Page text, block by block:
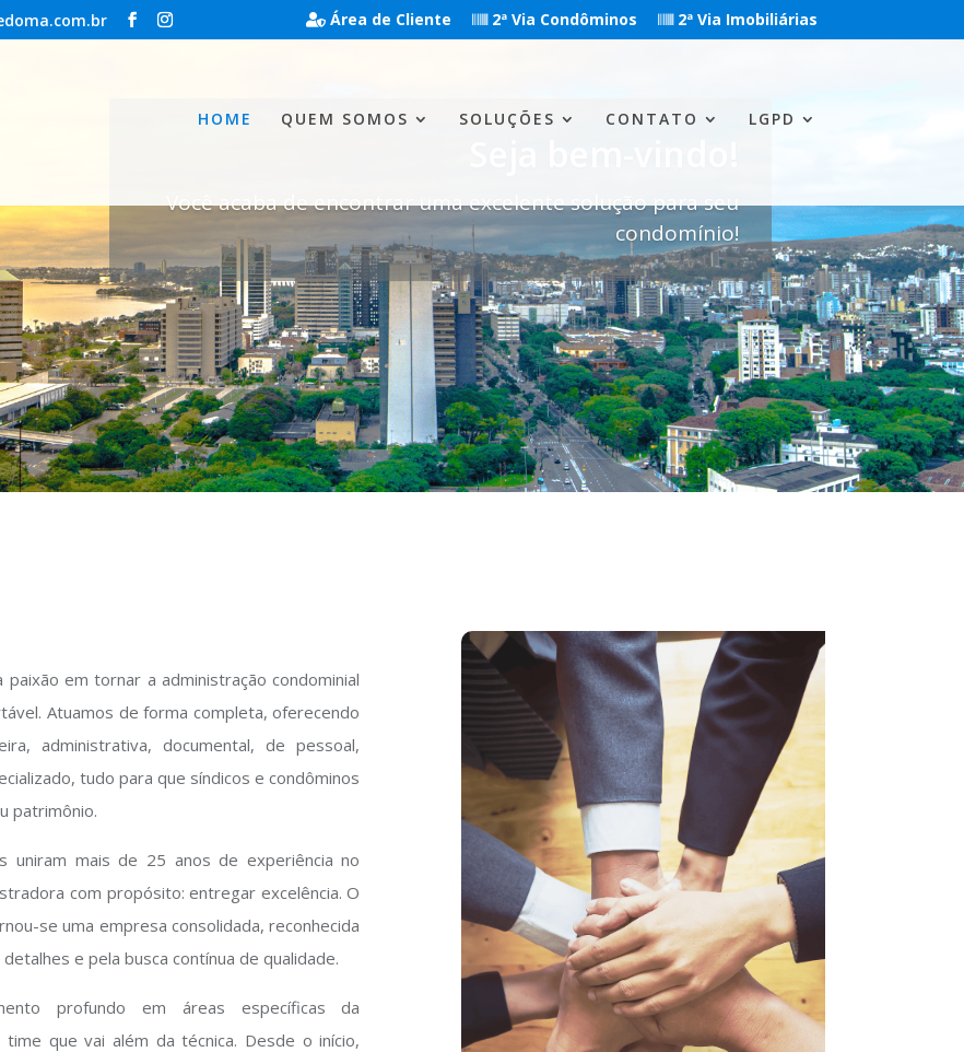
Área de Cliente 2ª Via Condôminos 2ª Via Imobiliárias
HOME QUEM SOMOS SOLUÇÕES CONTATO LGPD
Você acaba de encontrar uma excelente solução para seu
condomínio!
em tornar a administração condominial
Atuamos de forma completa, oferecendo
administrativa, documental, de pessoal,
tudo para que síndicos e condôminos
patrimônio.
uniram mais de 25 anos de experiência no
com propósito: entregar excelência. O
se uma empresa consolidada, reconhecida
e pela busca contínua de qualidade.
profundo em áreas específicas da
que vai além da técnica. Desde o início,